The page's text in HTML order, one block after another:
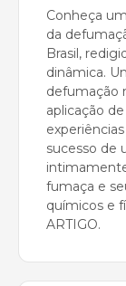
Conheça
da
Brasil,
dinâmica.
defumação
aplicação
sucesso de
fumaça e
químicos e
ARTIGO.